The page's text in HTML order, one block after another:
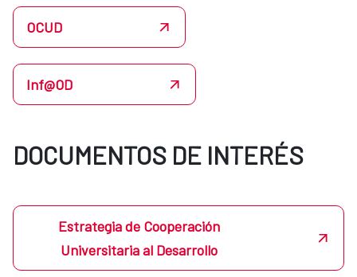
OCUD
Inf@OD
DOCUMENTOS DE INTERÉS
Estrategia de Cooperación
Universitaria al Desarrollo